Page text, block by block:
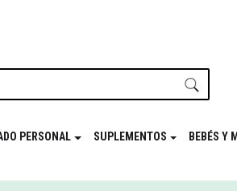
PERSONAL SUPLEMENTOS BEBÉS Y